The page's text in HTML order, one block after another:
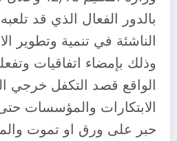
بالدور الفعال الذي قد
الناشئة في تنمية وتطوير
وذلك بإمضاء اتفاقيات
الواقع قصد التكفل خرجي
الابتكارات والمؤسسات
حبر على ورق او تموت